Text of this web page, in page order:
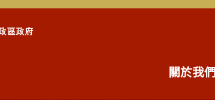
關於我們